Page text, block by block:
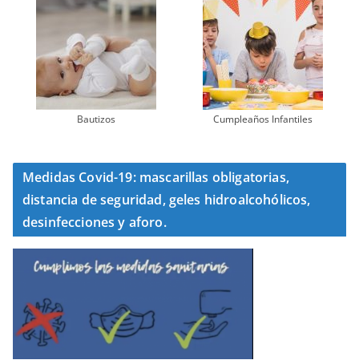
Bautizos Cumpleaños Infantiles
Medidas Covid-19: mascarillas obligatorias,
distancia de seguridad, geles hidroalcohólicos,
desinfecciones y aforo.